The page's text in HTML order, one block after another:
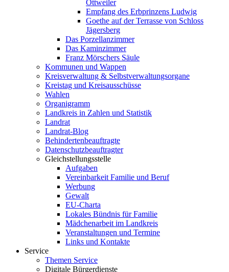
Ottweiler
Empfang des Erbprinzens Ludwig
Goethe auf der Terrasse von Schloss
Jägersberg
Das Porzellanzimmer
Das Kaminzimmer
Franz Mörschers Säule
Kommunen und Wappen
Kreisverwaltung & Selbstverwaltungsorgane
Kreistag und Kreisausschüsse
Wahlen
Organigramm
Landkreis in Zahlen und Statistik
Landrat
Landrat-Blog
Behindertenbeauftragte
Datenschutzbeauftragter
Gleichstellungsstelle
Aufgaben
Vereinbarkeit Familie und Beruf
Werbung
Gewalt
EU-Charta
Lokales Bündnis für Familie
Mädchenarbeit im Landkreis
Veranstaltungen und Termine
Links und Kontakte
Service
Themen Service
Digitale Bürgerdienste